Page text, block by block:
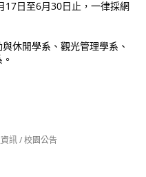
17日至6月30日止，一律採網
休閒學系、觀光管理學系、
訊/校園公告